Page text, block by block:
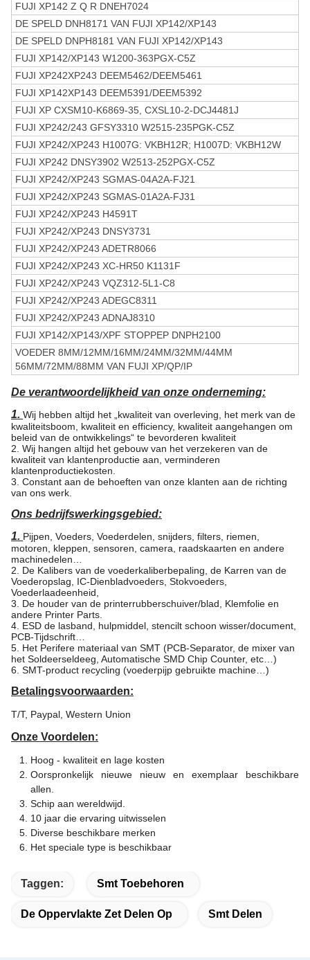
FUJI XP142 Z Q R DNEH7024
DE SPELD DNH8171 VAN FUJI XP142/XP143
DE SPELD DNPH8181 VAN FUJI XP142/XP143
FUJI XP142/XP143 W1200-363PGX-C5Z
FUJI XP242XP243 DEEM5462/DEEM5461
FUJI XP142XP143 DEEM5391/DEEM5392
FUJI XP CXSM10-K6869-35, CXSL10-2-DCJ4481J
FUJI XP242/243 GFSY3310 W2515-235PGK-C5Z
FUJI XP242/XP243 H1007G: VKBH12R; H1007D: VKBH12W
FUJI XP242 DNSY3902 W2513-252PGX-C5Z
FUJI XP242/XP243 SGMAS-04A2A-FJ21
FUJI XP242/XP243 SGMAS-01A2A-FJ31
FUJI XP242/XP243 H4591T
FUJI XP242/XP243 DNSY3731
FUJI XP242/XP243 ADETR8066
FUJI XP242/XP243 XC-HR50 K1131F
FUJI XP242/XP243 VQZ312-5L1-C8
FUJI XP242/XP243 ADEGC8311
FUJI XP242/XP243 ADNAJ8310
FUJI XP142/XP143/XPF STOPPEP DNPH2100
VOEDER 8MM/12MM/16MM/24MM/32MM/44MM
56MM/72MM/88MM VAN FUJI XP/QP/IP
De verantwoordelijkheid van onze onderneming:
1. Wij hebben altijd het „kwaliteit van overleving, het merk van de
kwaliteitsboom, kwaliteit en efficiency, kwaliteit aangehangen om
beleid van de ontwikkelings“ te bevorderen kwaliteit
2. Wij hangen altijd het gebouw van het verzekeren van de
kwaliteit van klantenproductie aan, verminderen
klantenproductiekosten.
3. Constant aan de behoeften van onze klanten aan de richting
van ons werk.
Ons bedrijfswerkingsgebied:
1. Pijpen, Voeders, Voederdelen, snijders, filters, riemen,
motoren, kleppen, sensoren, camera, raadskaarten en andere
machinedelen…
2. De Kalibers van de voederkaliberbepaling, de Karren van de
Voederopslag, IC-Dienbladvoeders, Stokvoeders,
Voederlaadeenheid,
3. De houder van de printerrubberschuiver/blad, Klemfolie en
andere Printer Parts.
4. ESD de lasband, hulpmiddel, stencilt schoon wisser/document,
PCB-Tijdschrift…
5. Het Perifere materiaal van SMT (PCB-Separator, de mixer van
het Soldeerseldeeg, Automatische SMD Chip Counter, etc…)
6. SMT-product recycling (voederpijp gebruikte machine…)
Betalingsvoorwaarden:
T/T, Paypal, Western Union
Onze Voordelen:
Hoog - kwaliteit en lage kosten
Oorspronkelijk nieuwe nieuw en exemplaar beschikbare
allen.
Schip aan wereldwijd.
10 jaar die ervaring uitwisselen
Diverse beschikbare merken
Het speciale type is beschikbaar
Taggen: Smt Toebehoren
De Oppervlakte Zet Delen Op Smt Delen